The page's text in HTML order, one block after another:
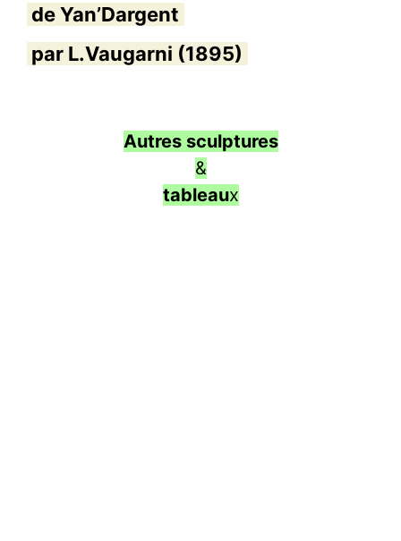
de Yan’Dargent
par L.Vaugarni (1895)
Autres sculptures
&
tableaux